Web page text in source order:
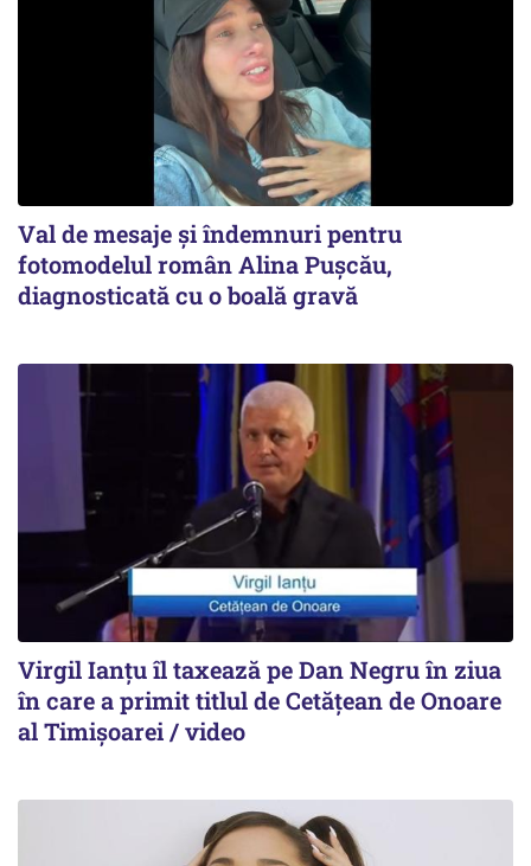
Val de mesaje și îndemnuri pentru
fotomodelul român Alina Pușcău,
diagnosticată cu o boală gravă
Virgil Ianțu îl taxează pe Dan Negru în ziua
în care a primit titlul de Cetățean de Onoare
al Timișoarei / video